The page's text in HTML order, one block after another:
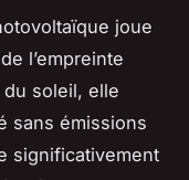
joue
l’empreinte
soleil, elle
sans émissions
significativement